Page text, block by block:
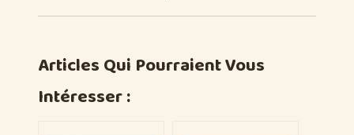
Articles Qui Pourraient Vous
Intéresser :